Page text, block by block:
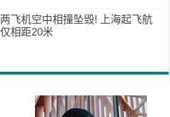
飞机空中相撞坠毁! 上海起飞航
相距20米